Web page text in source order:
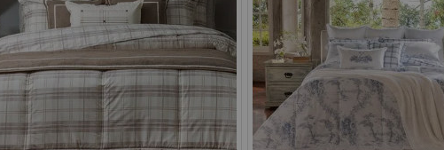
2x de R$ 444,95 sem juros
3x de R$ 296,63 sem juros
4x de R$ 222,47 sem juros
5x de R$ 177,98 sem juros